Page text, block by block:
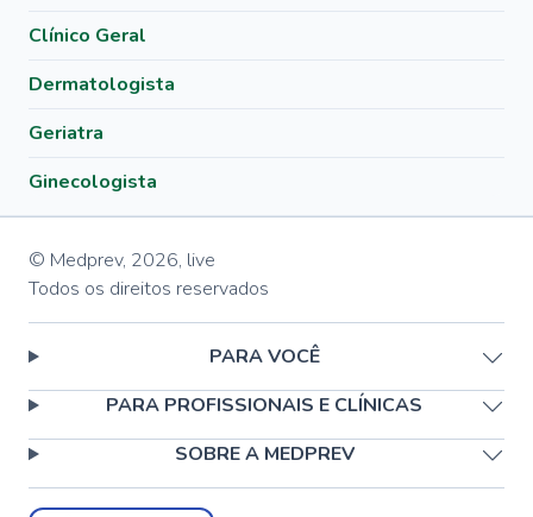
Clínico Geral
Dermatologista
Geriatra
Ginecologista
© Medprev, 2026, live
Todos os direitos reservados
PARA VOCÊ
PARA PROFISSIONAIS E CLÍNICAS
SOBRE A MEDPREV